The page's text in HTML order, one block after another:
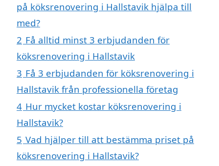
på köksrenovering i Hallstavik hjälpa till
med?
2 Få alltid minst 3 erbjudanden för
köksrenovering i Hallstavik
3 Få 3 erbjudanden för köksrenovering i
Hallstavik från professionella företag
4 Hur mycket kostar köksrenovering i
Hallstavik?
5 Vad hjälper till att bestämma priset på
köksrenovering i Hallstavik?